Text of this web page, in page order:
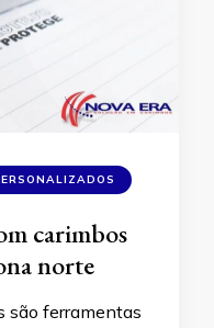
carimbos
norte
são ferramentas